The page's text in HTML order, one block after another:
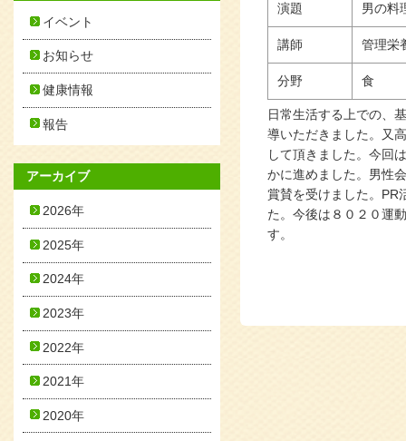
演題 男の料
講師 管理栄
分野 食
日常生活する上での、
導いただきました。又
して頂きました。今回
かに進めました。男性
賞賛を受けました。PR
た。今後は８０２０運
す。
イベント
お知らせ
健康情報
報告
アーカイブ
2026年
2025年
2024年
2023年
2022年
2021年
2020年